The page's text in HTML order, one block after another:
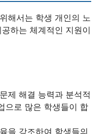
해서는 학생 개인의 노
하는 체계적인 지원이
제 해결 능력과 분석적
으로 많은 학생들이 합
을 강조하여 학생들의